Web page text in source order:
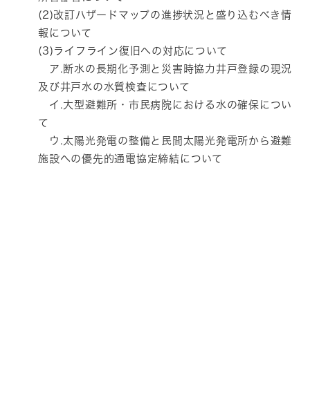
(2)改訂ハザードマップの進捗状況と盛り込むべき情
報について
(3)ライフライン復旧への対応について
ア.断水の長期化予測と災害時協力井戸登録の現況
及び井戸水の水質検査について
イ.大型避難所・市民病院における水の確保につい
て
ウ.太陽光発電の整備と民間太陽光発電所から避難
施設への優先的通電協定締結について